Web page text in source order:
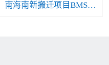
南海南新搬迁项目BMS系统工程